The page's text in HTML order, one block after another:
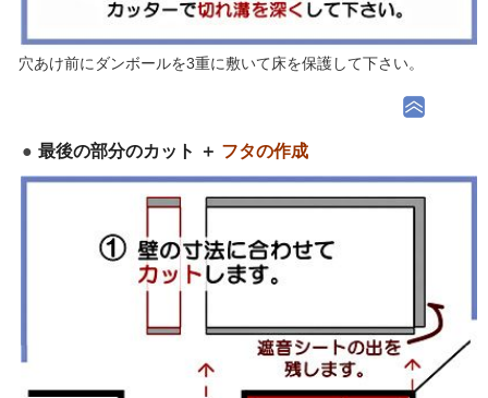
穴あけ前にダンボールを3重に敷いて床を保護して下さい。
最後の部分のカット ＋ フタの作成